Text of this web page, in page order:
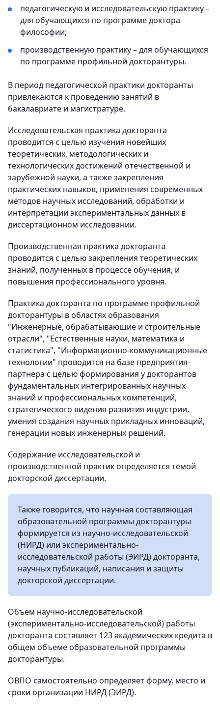
педагогическую и исследовательскую практику –
для обучающихся по программе доктора
философии;
производственную практику – для обучающихся
по программе профильной докторантуры.
В период педагогической практики докторанты
привлекаются к проведению занятий в
бакалавриате и магистратуре.
Исследовательская практика докторанта
проводится с целью изучения новейших
теоретических, методологических и
технологических достижений отечественной и
зарубежной науки, а также закрепления
практических навыков, применения современных
методов научных исследований, обработки и
интерпретации экспериментальных данных в
диссертационном исследовании.
Производственная практика докторанта
проводится с целью закрепления теоретических
знаний, полученных в процессе обучения, и
повышения профессионального уровня.
Практика докторанта по программе профильной
докторантуры в областях образования
"Инженерные, обрабатывающие и строительные
отрасли", "Естественные науки, математика и
статистика", "Информационно-коммуникационные
технологии" проводится на базе предприятия-
партнера с целью формирования у докторантов
фундаментальных интегрированных научных
знаний и профессиональных компетенций,
стратегического видения развития индустрии,
умения создания научных прикладных инноваций,
генерации новых инженерных решений.
Содержание исследовательской и
производственной практик определяется темой
докторской диссертации.
Также говорится, что научная составляющая
образовательной программы докторантуры
формируется из научно-исследовательской
(НИРД) или экспериментально-
исследовательской работы (ЭИРД) докторанта,
научных публикаций, написания и защиты
докторской диссертации.
Объем научно-исследовательской
(экспериментально-исследовательской) работы
докторанта составляет 123 академических кредита в
общем объеме образовательной программы
докторантуры.
ОВПО самостоятельно определяет форму, место и
сроки организации НИРД (ЭИРД).